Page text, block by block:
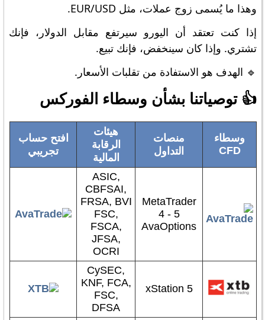
وهذا ما يُسمى زوج عملات، مثل EUR/USD.
إذا كنت تعتقد أن اليورو سيرتفع مقابل الدولار، فإنك
تشتري. وإذا كان سينخفض، فإنك تبيع.
🔹 الهدف هو الاستفادة من تقلبات الأسعار.
👍 توصياتنا بشأن وسطاء الفوركس
وسطاء
CFD
منصات
التداول
هيئات
الرقابة
المالية
افتح حساب
تجريبي
MetaTrader
4 - 5
AvaOptions
ASIC,
CBFSAI,
FRSA, BVI
FSC,
FSCA,
JFSA,
OCRI
xStation 5
CySEC,
KNF, FCA,
FSC,
DFSA